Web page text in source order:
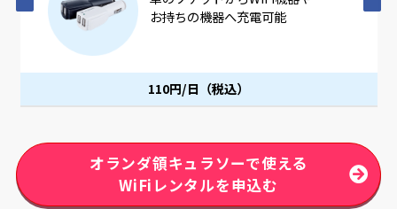
お持ちの機器へ充電可能
110円/日（税込）
オランダ領キュラソーで使える
WiFiレンタルを申込む